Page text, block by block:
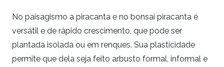
No paisagismo a piracanta e no bonsai piracanta é
versátil e de rápido crescimento, que pode ser
plantada isolada ou em renques. Sua plasticidade
permite que dela seja feito arbusto formal, informal e